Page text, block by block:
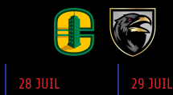
28 JUIL 29 JUIL